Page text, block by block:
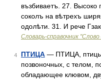
възбиваетъ. 27. Высоко
соколъ на вѣтрехъ
одолѣти. 31. И рече
Словарь-справочник
4 ПТИЦА — ПТИЦА,
позвоночных, с телом,
обладающее клювом,